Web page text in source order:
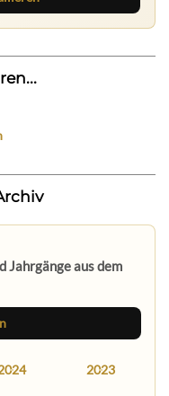
Jahrgänge aus dem
2023